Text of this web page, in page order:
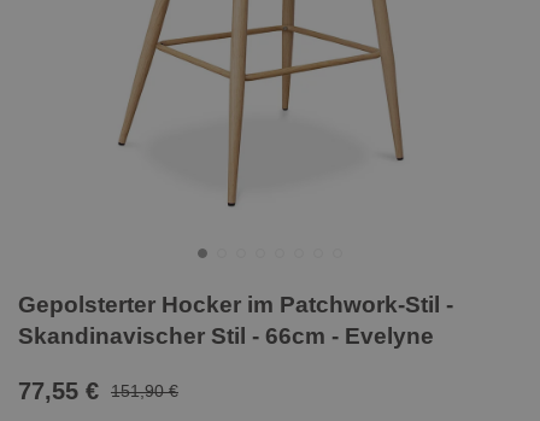
Gepolsterter Hocker im Patchwork-Stil -
Skandinavischer Stil - 66cm - Evelyne
77,55 € 151,90 €